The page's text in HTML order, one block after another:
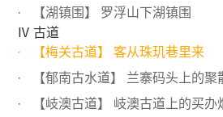
【湖镇围】 罗浮山下湖镇围
Ⅳ 古道
【梅关古道】 客从珠玑巷里来
【郁南古水道】 兰寨码头上的聚
【岐澳古道】 岐澳古道上的买办